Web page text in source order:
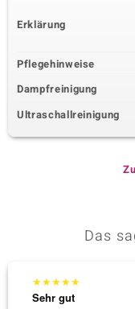
Erklärung
Pflegehinweise
Dampfreinigung
Ultraschallreinigung
Das
★★★★★
Sehr gut